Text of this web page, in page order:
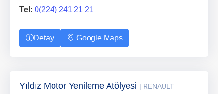
Tel: 0(224) 241 21 21
Detay Google Maps
Yıldız Motor Yenileme Atölyesi | RENAULT